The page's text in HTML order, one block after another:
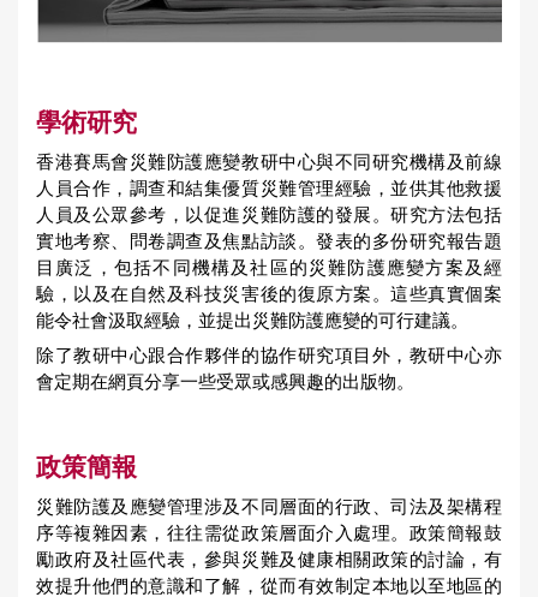
學術研究
香港賽馬會災難防護應變教研中心與不同研究機構及前線
人員合作，調查和結集優質災難管理經驗，並供其他救援
人員及公眾參考，以促進災難防護的發展。研究方法包括
實地考察、問卷調查及焦點訪談。發表的多份研究報告題
目廣泛，包括不同機構及社區的災難防護應變方案及經
驗，以及在自然及科技災害後的復原方案。這些真實個案
能令社會汲取經驗，並提出災難防護應變的可行建議。
除了教研中心跟合作夥伴的協作研究項目外，教研中心亦
會定期在網頁分享一些受眾或感興趣的出版物。
政策簡報
災難防護及應變管理涉及不同層面的行政、司法及架構程
序等複雜因素，往往需從政策層面介入處理。政策簡報鼓
勵政府及社區代表，參與災難及健康相關政策的討論，有
效提升他們的意識和了解，從而有效制定本地以至地區的